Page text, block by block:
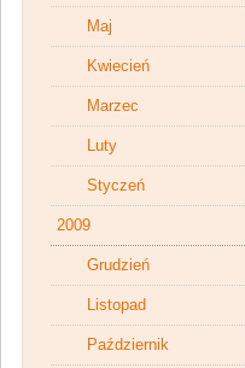
Maj
Kwiecień
Marzec
Luty
Styczeń
2009
Grudzień
Listopad
Październik